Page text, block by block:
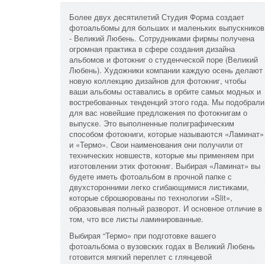
Более двух десятилетий Студия Форма создает
фотоальбомы для больших и маленьких выпускников
- Великий Любень. Сотрудниками фирмы получена
огромная практика в сфере создания дизайна
альбомов и фотокниг о студенческой поре (Великий
Любень). Художники компании каждую осень делают
новую коллекцию дизайнов для фотокниг, чтобы
ваши альбомы оставались в орбите самых модных и
востребованных тенденций этого года. Мы подобрали
для вас новейшие предложения по фотокнигам о
выпуске. Это выполненные полиграфическим
способом фотокниги, которые называются «Ламинат»
и «Термо». Свои наименования они получили от
технических новшеств, которые мы применяем при
изготовлении этих фотокниг. Выбирая «Ламинат» вы
будете иметь фотоальбом в прочной папке с
двухсторонними легко сгибающимися листиками,
которые сброшюрованы по технологии «Slit»,
образовывая полный разворот. И основное отличие в
том, что все листы ламинированные.
Выбирая “Термо» при подготовке вашего
фотоальбома о вузовских годах в Великий Любень
готовится мягкий переплет с глянцевой